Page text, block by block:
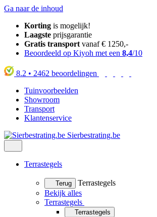
Ga naar de inhoud
Korting is mogelijk!
Laagste prijsgarantie
Gratis transport vanaf € 1250,-
Beoordeeld op Kiyoh met een 8,4/10
8.2 • 2462 beoordelingen
Tuinvoorbeelden
Showroom
Transport
Klantenservice
Sierbestrating.be
Terrastegels
Terug
Terrastegels
Bekijk alles
Terrastegels
Terrastegels